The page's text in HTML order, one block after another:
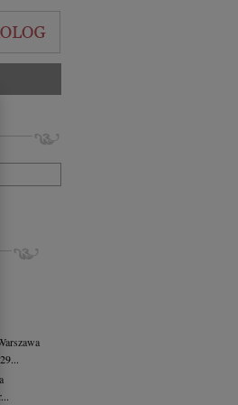
Warszawa